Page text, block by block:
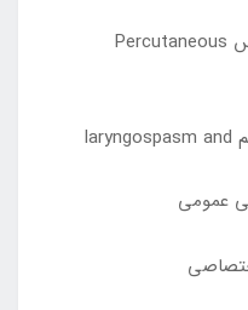
تراکئوستومی پرکوتانئوس Percutaneous
لارنگواسپاسم و برونکواسپاسم laryngospasm and
عمومی